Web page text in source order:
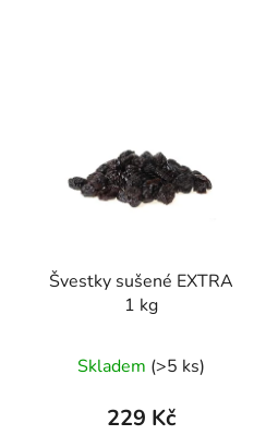
Švestky sušené EXTRA
1 kg
hodnocení
produktu
Skladem (>5 ks)
229 Kč